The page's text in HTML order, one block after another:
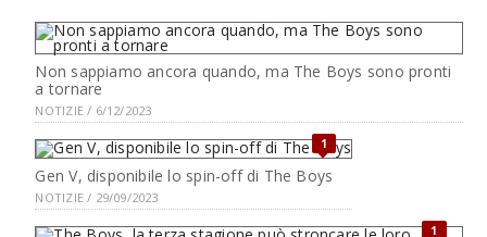
Non sappiamo ancora quando, ma The Boys sono pronti
a tornare
NOTIZIE / 6/12/2023
1
Gen V, disponibile lo spin-off di The Boys
NOTIZIE / 29/09/2023
1